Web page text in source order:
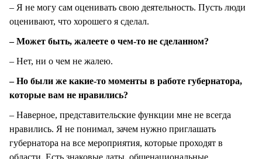
– Я не могу сам оценивать свою деятельность. Пусть люди
оценивают, что хорошего я сделал.
– Может быть, жалеете о чем-то не сделанном?
– Нет, ни о чем не жалею.
– Но были же какие-то моменты в работе губернатора,
которые вам не нравились?
– Наверное, представительские функции мне не всегда
нравились. Я не понимал, зачем нужно приглашать
губернатора на все мероприятия, которые проходят в